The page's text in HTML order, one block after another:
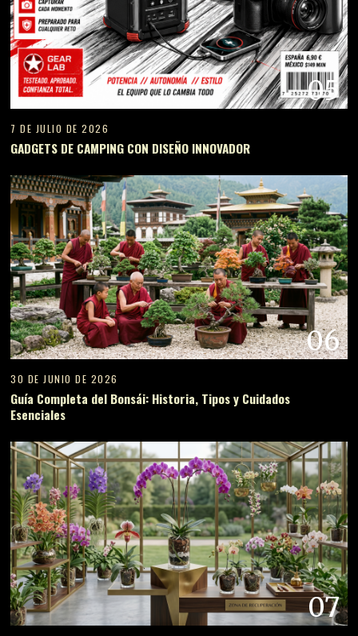
05
7 DE JULIO DE 2026
GADGETS DE CAMPING CON DISEÑO INNOVADOR
06
30 DE JUNIO DE 2026
Guía Completa del Bonsái: Historia, Tipos y Cuidados
Esenciales
07